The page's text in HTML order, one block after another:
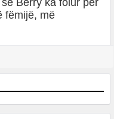
Berry ka folur për
fëmijë, më